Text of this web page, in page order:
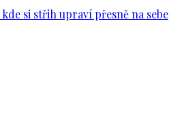
si střih upraví přesně na sebe